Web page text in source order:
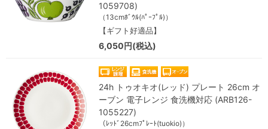
1059708)
（13cmﾎﾞｳﾙ(ﾊﾟｰﾌﾟﾙ)）
【ギフト好適品】
6,050円(税込)
24h トゥオキオ(レッド) プレート 26cm オ
ーブン 電子レンジ 食洗機対応 (ARB126-
1055227)
（ﾚｯﾄﾞ26cmﾌﾟﾚｰﾄ(tuokio)）